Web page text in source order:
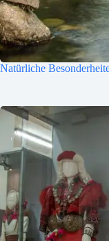
Natürliche